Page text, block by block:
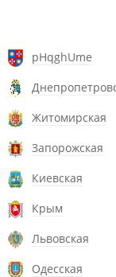
pHqghUme
Житомирская
Запорожская
Киевская
Крым
Львовская
Одесская